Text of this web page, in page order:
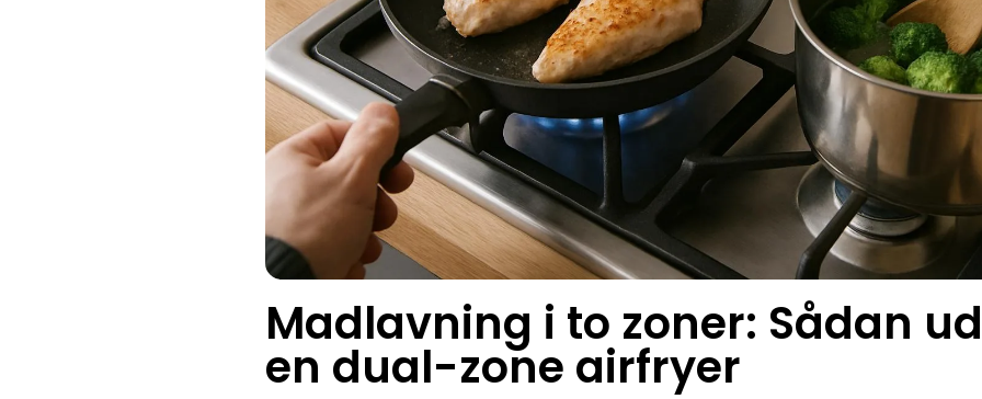
Madlavning i to zoner: Sådan
en dual-zone airfryer